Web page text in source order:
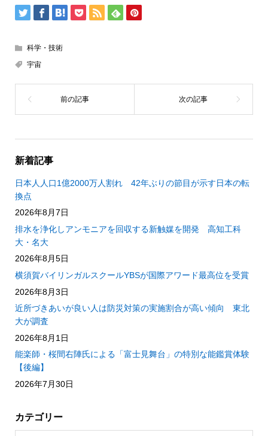
科学・技術
宇宙
新着記事
日本人人口1億2000万人割れ 42年ぶりの節目が示す日本の転
換点
2026年8月7日
排水を浄化しアンモニアを回収する新触媒を開発 高知工科
大・名大
2026年8月5日
横須賀バイリンガルスクールYBSが国際アワード最高位を受賞
2026年8月3日
近所づきあいが良い人は防災対策の実施割合が高い傾向 東北
大が調査
2026年8月1日
能楽師・桜間右陣氏による「富士見舞台」の特別な能鑑賞体験
【後編】
2026年7月30日
カテゴリー